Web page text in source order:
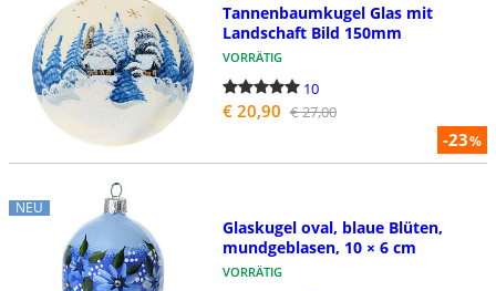
-23%
Tannenbaumkugel Glas mit
Landschaft Bild 150mm
VORRÄTIG
10
€ 20,90 € 27,00
NEU
Glaskugel oval, blaue Blüten,
mundgeblasen, 10 × 6 cm
VORRÄTIG